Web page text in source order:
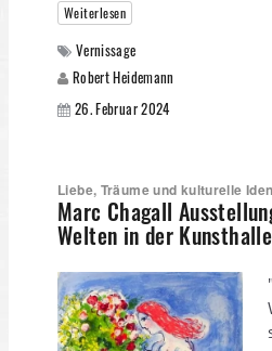
Weiterlesen
Vernissage
Robert Heidemann
26. Februar 2024
Liebe, Träume und kulturelle
Marc Chagall
Welten in der